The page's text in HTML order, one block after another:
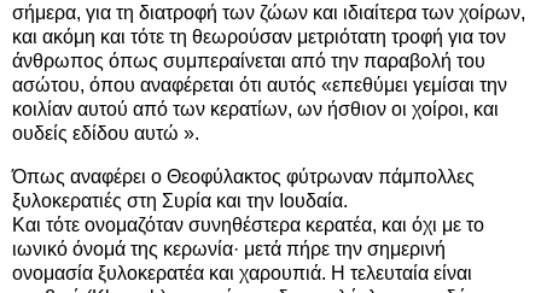
σήμερα, για τη διατροφή των ζώων και ιδιαίτερα των χοίρων,
και ακόμη και τότε τη θεωρούσαν μετριότατη τροφή για τον
άνθρωπος όπως συμπεραίνεται από την παραβολή του
ασώτου, όπου αναφέρεται ότι αυτός «επεθύμει γεμίσαι την
κοιλίαν αυτού από των κερατίων, ων ήσθιον οι χοίροι, και
ουδείς εδίδου αυτώ ».
Όπως αναφέρει ο Θεοφύλακτος φύτρωναν πάμπολλες
ξυλοκερατιές στη Συρία και την Ιουδαία.
Και τότε ονομαζόταν συνηθέστερα κερατέα, και όχι με το
ιωνικό όνομά της κερωνία· μετά πήρε την σημερινή
ονομασία ξυλοκερατέα και χαρουπιά. Η τελευταία είναι